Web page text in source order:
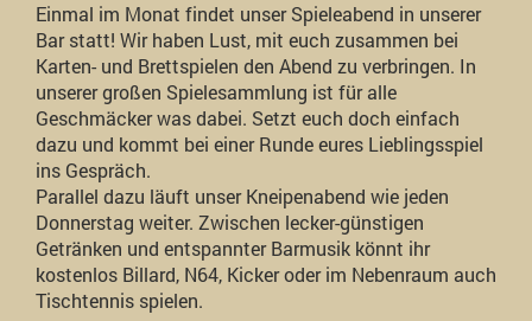
Einmal im Monat findet unser Spieleabend in unserer
Bar statt! Wir haben Lust, mit euch zusammen bei
Karten- und Brettspielen den Abend zu verbringen. In
unserer großen Spielesammlung ist für alle
Geschmäcker was dabei. Setzt euch doch einfach
dazu und kommt bei einer Runde eures Lieblingsspiel
ins Gespräch.
Parallel dazu läuft unser Kneipenabend wie jeden
Donnerstag weiter. Zwischen lecker-günstigen
Getränken und entspannter Barmusik könnt ihr
kostenlos Billard, N64, Kicker oder im Nebenraum auch
Tischtennis spielen.